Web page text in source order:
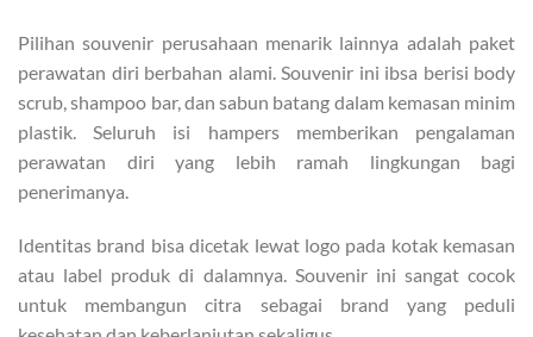
Pilihan souvenir perusahaan menarik lainnya adalah paket
perawatan diri berbahan alami. Souvenir ini ibsa berisi body
scrub, shampoo bar, dan sabun batang dalam kemasan minim
plastik. Seluruh isi hampers memberikan pengalaman
perawatan diri yang lebih ramah lingkungan bagi
penerimanya.
Identitas brand bisa dicetak lewat logo pada kotak kemasan
atau label produk di dalamnya. Souvenir ini sangat cocok
untuk membangun citra sebagai brand yang peduli